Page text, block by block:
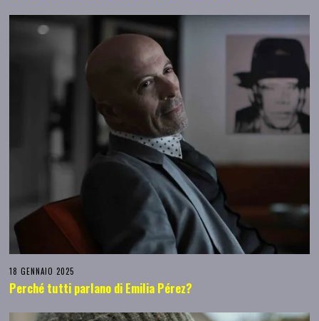
18 GENNAIO 2025
Perché tutti parlano di Emilia Pérez?